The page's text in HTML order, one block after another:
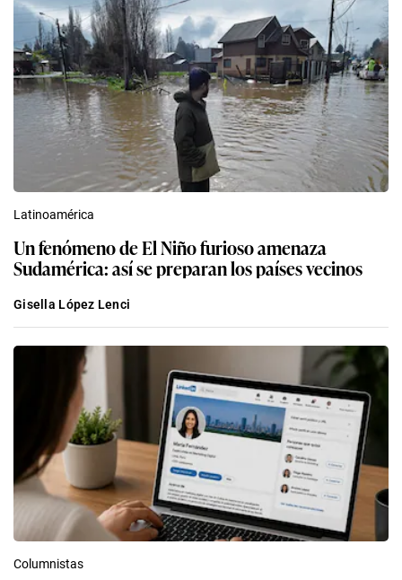
Latinoamérica
Un fenómeno de El Niño furioso amenaza
Sudamérica: así se preparan los países vecinos
Gisella López Lenci
Columnistas